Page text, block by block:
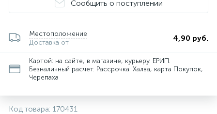
Сообщить о поступлении
Местоположение
Доставка от
4,90 руб.
Картой: на сайте, в магазине, курьеру. ЕРИП.
Безналичный расчет. Рассрочка: Халва, карта Покупок,
Черепаха
Код товара: 170431